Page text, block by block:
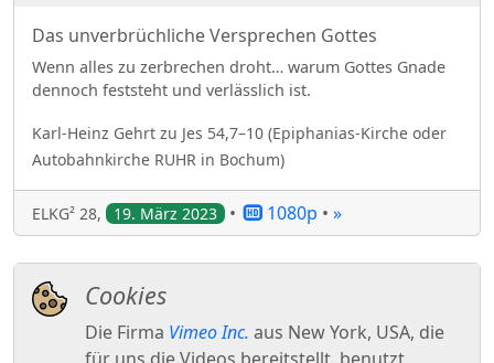
Das unverbrüchliche Versprechen Gottes
Wenn alles zu zerbrechen droht… warum Gottes Gnade
dennoch feststeht und verlässlich ist.
Karl-Heinz Gehrt zu Jes 54,7–10 (Epiphanias-Kirche oder
Autobahnkirche RUHR in Bochum)
ELKG² 28, 19. März 2023 • 1080p • »